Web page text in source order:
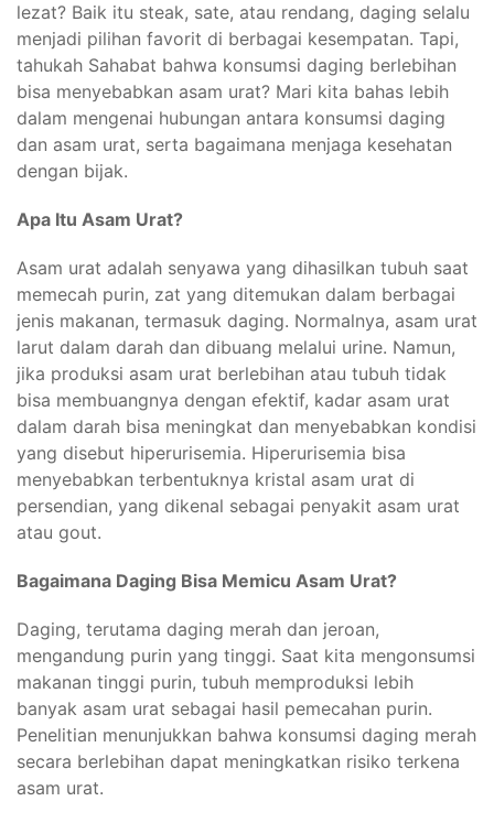
lezat? Baik itu steak, sate, atau rendang, daging selalu
menjadi pilihan favorit di berbagai kesempatan. Tapi,
tahukah Sahabat bahwa konsumsi daging berlebihan
bisa menyebabkan asam urat? Mari kita bahas lebih
dalam mengenai hubungan antara konsumsi daging
dan asam urat, serta bagaimana menjaga kesehatan
dengan bijak.
Apa Itu Asam Urat?
Asam urat adalah senyawa yang dihasilkan tubuh saat
memecah purin, zat yang ditemukan dalam berbagai
jenis makanan, termasuk daging. Normalnya, asam urat
larut dalam darah dan dibuang melalui urine. Namun,
jika produksi asam urat berlebihan atau tubuh tidak
bisa membuangnya dengan efektif, kadar asam urat
dalam darah bisa meningkat dan menyebabkan kondisi
yang disebut hiperurisemia. Hiperurisemia bisa
menyebabkan terbentuknya kristal asam urat di
persendian, yang dikenal sebagai penyakit asam urat
atau gout.
Bagaimana Daging Bisa Memicu Asam Urat?
Daging, terutama daging merah dan jeroan,
mengandung purin yang tinggi. Saat kita mengonsumsi
makanan tinggi purin, tubuh memproduksi lebih
banyak asam urat sebagai hasil pemecahan purin.
Penelitian menunjukkan bahwa konsumsi daging merah
secara berlebihan dapat meningkatkan risiko terkena
asam urat.